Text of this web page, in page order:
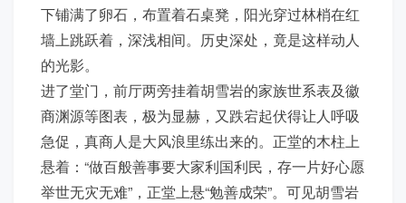
下铺满了卵石，布置着石桌凳，阳光穿过林梢在红
墙上跳跃着，深浅相间。历史深处，竟是这样动人
的光影。
进了堂门，前厅两旁挂着胡雪岩的家族世系表及徽
商渊源等图表，极为显赫，又跌宕起伏得让人呼吸
急促，真商人是大风浪里练出来的。正堂的木柱上
悬着：“做百般善事要大家利国利民，存一片好心愿
举世无灾无难”，正堂上悬“勉善成荣”。可见胡雪岩